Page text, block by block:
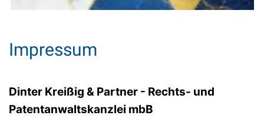
Impressum
Dinter Kreißig & Partner - Rechts- und
Patentanwaltskanzlei mbB